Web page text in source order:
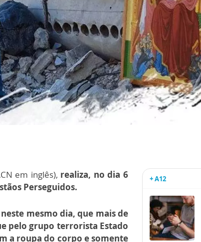
em inglês), realiza, no dia 6
Perseguidos.
mesmo dia, que mais de
pelo grupo terrorista Estado
a roupa do corpo e somente
+ A12